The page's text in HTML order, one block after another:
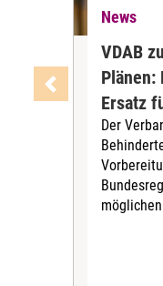
News
VDAB
Plänen:
Ersatz
Der